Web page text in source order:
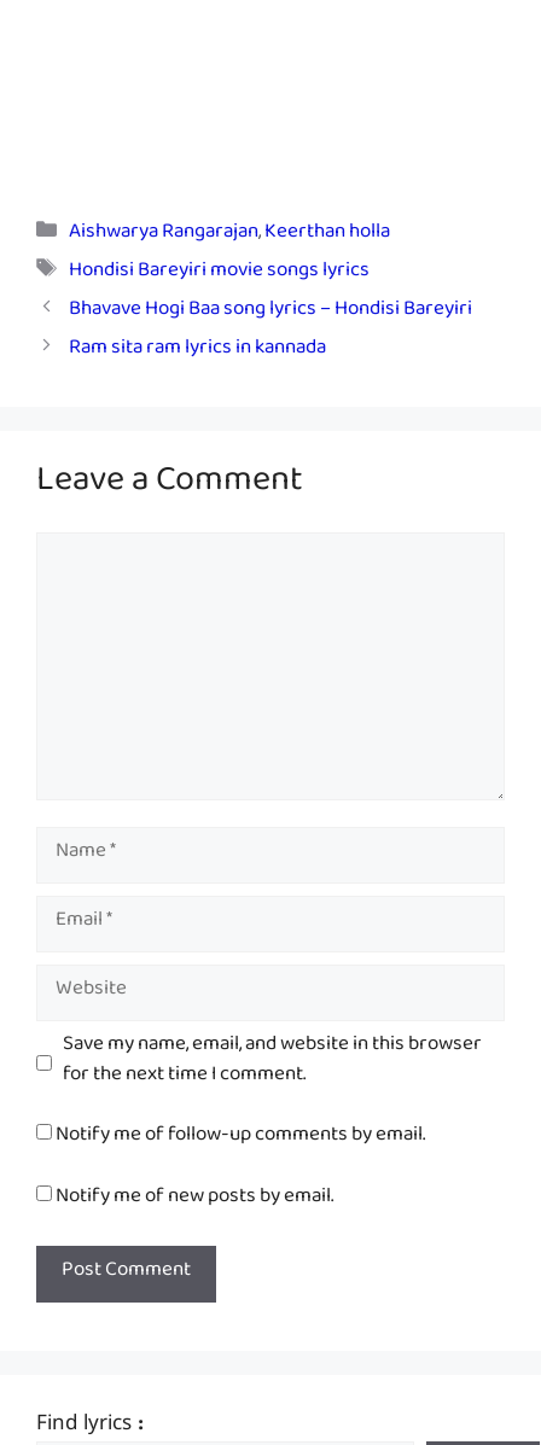
Categories
Aishwarya Rangarajan,Keerthan holla
Tags
Hondisi Bareyiri movie songs lyrics
Bhavave Hogi Baa song lyrics – Hondisi Bareyiri
Ram sita ram lyrics in kannada
Leave a Comment
Name
Email
Website
Save my name, email, and website in this browser
for the next time I comment.
Notify me of follow-up comments by email.
Notify me of new posts by email.
Find lyrics :